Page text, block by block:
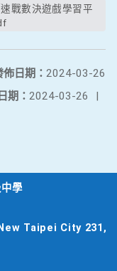
佈日期： 2024-03-26
期： 2024-03-26 |
學
Taipei City 231,